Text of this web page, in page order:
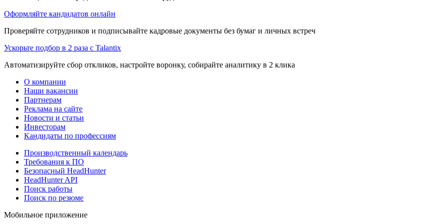
Оформляйте кандидатов онлайн
Проверяйте сотрудников и подписывайте кадровые документы без бумаг и личных встреч
Ускорьте подбор в 2 раза с Talantix
Автоматизируйте сбор откликов, настройте воронку, собирайте аналитику в 2 клика
О компании
Наши вакансии
Партнерам
Реклама на сайте
Новости и статьи
Инвесторам
Кандидаты по профессиям
Производственный календарь
Требования к ПО
Безопасный HeadHunter
HeadHunter API
Поиск работы
Поиск по резюме
Мобильное приложение